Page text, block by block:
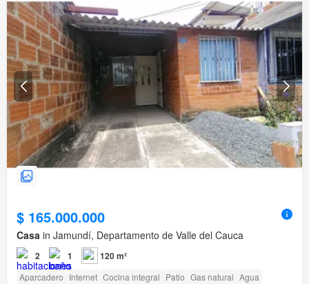
$ 165.000.000
Casa in Jamundí, Departamento de Valle del Cauca
2 1 120 m²
Aparcadero Internet Cocina integral Patio Gas natural Agua